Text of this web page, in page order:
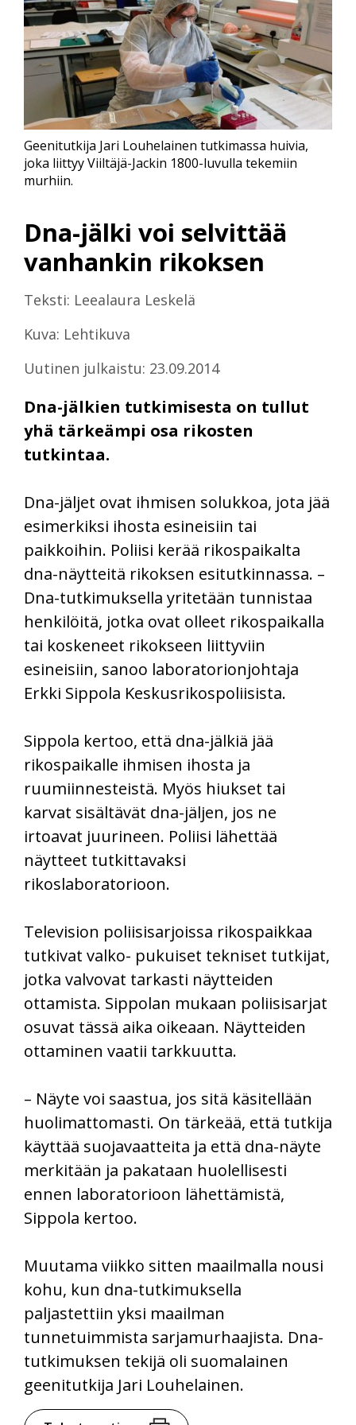
Dna-jälki voi selvittää
vanhankin rikoksen
Teksti: Leealaura Leskelä
Kuva: Lehtikuva
Uutinen julkaistu: 23.09.2014
Dna-jälkien tutkimisesta on tullut
yhä tärkeämpi osa rikosten
tutkintaa.
Geenitutkija Jari Louhelainen tutkimassa huivia,
joka liittyy Viiltäjä-Jackin 1800-luvulla tekemiin
murhiin.
Dna-jäljet ovat ihmisen solukkoa, jota jää
esimerkiksi ihosta esineisiin tai
paikkoihin. Poliisi kerää rikospaikalta
dna-näytteitä rikoksen esitutkinnassa. –
Dna-tutkimuksella yritetään tunnistaa
henkilöitä, jotka ovat olleet rikospaikalla
tai koskeneet rikokseen liittyviin
esineisiin, sanoo laboratorionjohtaja
Erkki Sippola Keskusrikospoliisista.
Sippola kertoo, että dna-jälkiä jää
rikospaikalle ihmisen ihosta ja
ruumiinnesteistä. Myös hiukset tai
karvat sisältävät dna-jäljen, jos ne
irtoavat juurineen. Poliisi lähettää
näytteet tutkittavaksi
rikoslaboratorioon.
Television poliisisarjoissa rikospaikkaa
tutkivat valko- pukuiset tekniset tutkijat,
jotka valvovat tarkasti näytteiden
ottamista. Sippolan mukaan poliisisarjat
osuvat tässä aika oikeaan. Näytteiden
ottaminen vaatii tarkkuutta.
– Näyte voi saastua, jos sitä käsitellään
huolimattomasti. On tärkeää, että tutkija
käyttää suojavaatteita ja että dna-näyte
merkitään ja pakataan huolellisesti
ennen laboratorioon lähettämistä,
Sippola kertoo.
Muutama viikko sitten maailmalla nousi
kohu, kun dna-tutkimuksella
paljastettiin yksi maailman
tunnetuimmista sarjamurhaajista. Dna-
tutkimuksen tekijä oli suomalainen
geenitutkija Jari Louhelainen.